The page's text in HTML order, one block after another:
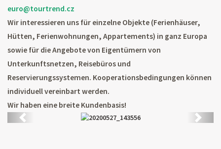
EINGANG FÜR DEN EIGENTÜMER
SUCHEN AUF WEBSITE
OBJEKT ANBIETEN
CZ SK EN
DE
euro@tourtrend.cz
Wir interessieren uns für einzelne Objekte (Ferienhäuser,
Hütten, Ferienwohnungen, Appartements) in ganz Europa
sowie für die Angebote von Eigentümern von
Unterkunftsnetzen, Reisebüros und
Reservierungssystemen. Kooperationsbedingungen können
individuell vereinbart werden.
Wir haben eine breite Kundenbasis!
Zurück Weiter